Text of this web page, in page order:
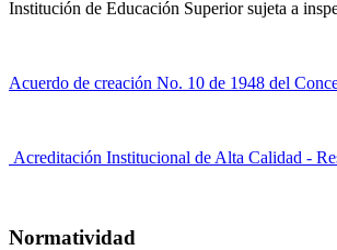
Institución de Educación Superior sujeta a
Acuerdo de creación No. 10 de 1948 del
Acreditación Institucional de Alta Calidad -
Normatividad